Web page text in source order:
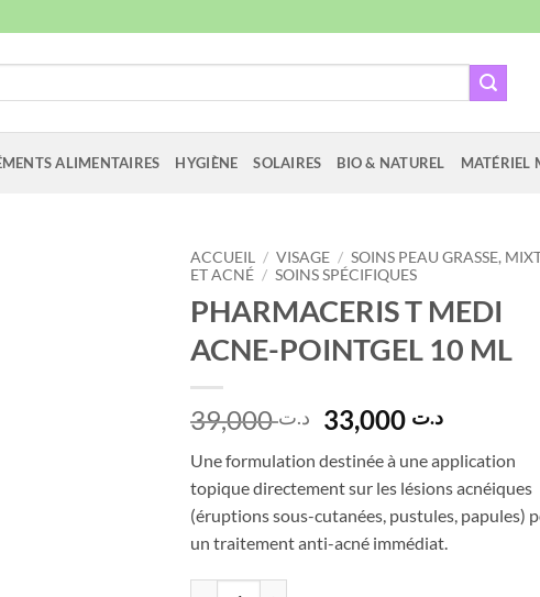
ALIMENTAIRES HYGIÈNE SOLAIRES BIO & NATUREL MATÉRIEL
ACCUEIL / VISAGE / SOINS PEAU GRASSE,
ET ACNÉ / SOINS SPÉCIFIQUES
PHARMACERIS T MEDI
ACNE-POINTGEL 10 ML
د.ت39,000
Le
prix
initial
était :
د.ت 39,000.
د.تLe
actuel
est :
Une formulation destinée à une application
topique directement sur les lésions acnéiques
(éruptions sous-cutanées, pustules, papules)
un traitement anti-acné immédiat.